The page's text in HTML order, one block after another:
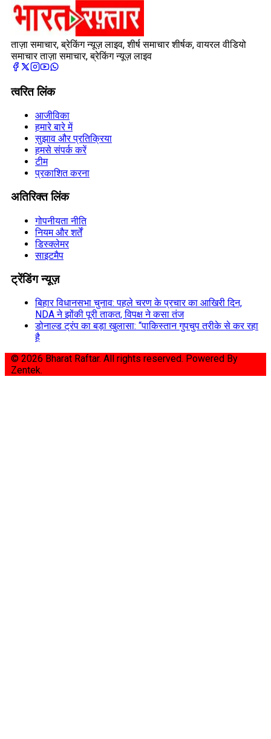
ताज़ा समाचार, ब्रेकिंग न्यूज़ लाइव, शीर्ष समाचार शीर्षक, वायरल वीडियो
समाचार ताज़ा समाचार, ब्रेकिंग न्यूज़ लाइव
त्वरित लिंक
आजीविका
हमारे बारे में
सुझाव और प्रतिक्रिया
हमसे संपर्क करें
टीम
प्रकाशित करना
अतिरिक्त लिंक
गोपनीयता नीति
नियम और शर्तें
डिस्क्लेमर
साइटमैप
ट्रेंडिंग न्यूज़
बिहार विधानसभा चुनाव: पहले चरण के प्रचार का आखिरी दिन,
NDA ने झोंकी पूरी ताकत, विपक्ष ने कसा तंज
डोनाल्ड ट्रंप का बड़ा खुलासा: “पाकिस्तान गुपचुप तरीके से कर रहा
है
© 2026 Bharat Raftar. All rights reserved. Powered By
Zentek.